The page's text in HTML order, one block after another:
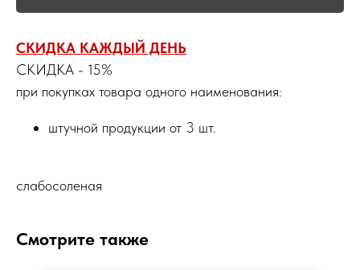
СКИДКА КАЖДЫЙ ДЕНЬ
СКИДКА - 15%
при покупках товара одного наименования:
штучной продукции от 3 шт.
слабосоленая
Смотрите также